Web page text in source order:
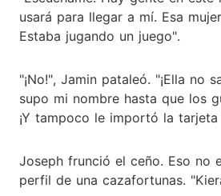
usará para llegar a mí. Esa
Estaba jugando un juego".
"¡No!", Jamin pataleó. "¡Ella no
supo mi nombre hasta que los
¡Y tampoco le importó la tarjeta
Joseph frunció el ceño. Eso no
perfil de una cazafortunas.